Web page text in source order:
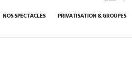
NOS SPECTACLES PRIVATISATION & GROUPES